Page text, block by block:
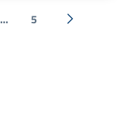
... 5 Successiva